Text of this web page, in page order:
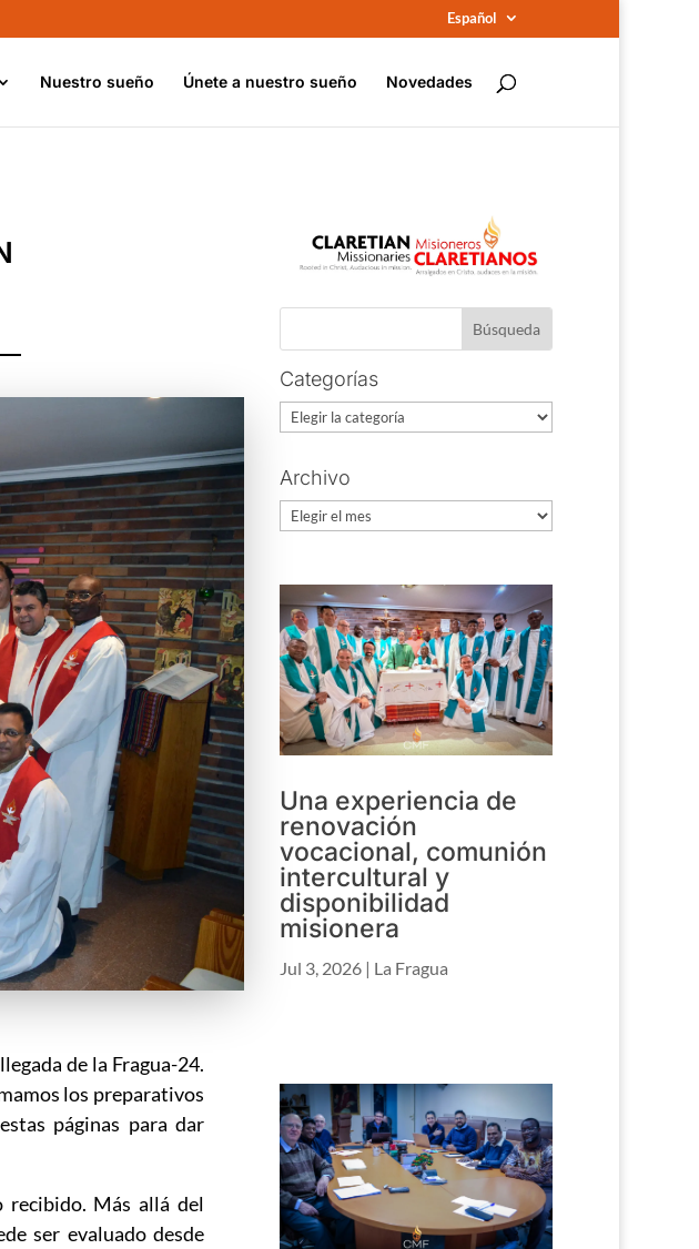
Español
Nuestro sueño Únete a nuestro sueño Novedades
de la Fragua-24.
los preparativos
páginas para dar
recibido. Más allá del
ser evaluado desde
Categorías
Categorías
Archivo
Archivo
Una experiencia de
renovación
vocacional, comunión
intercultural y
disponibilidad
misionera
Jul 3, 2026 | La Fragua